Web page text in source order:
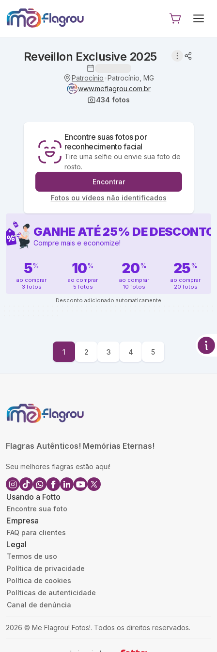
Reveillon Exclusive 2025
Patrocínio Patrocínio, MG
www.meflagrou.com.br
434 fotos
Encontre suas fotos por
reconhecimento facial
Tire uma selfie ou envie sua foto de
rosto.
Encontrar
Fotos ou vídeos não identificados
GANHE ATÉ25% DE DESCONTO
Compre mais e economize!
5%
ao comprar
3 fotos
10%
ao comprar
5 fotos
20%
ao comprar
10 fotos
25%
ao comprar
20 fotos
Desconto adicionado automaticamente
1 2 3 4 5
Flagras Autênticos! Memórias Eternas!
Seu melhores flagras estão aqui!
Usando a Fotto
Encontre sua foto
Empresa
FAQ para clientes
Legal
Termos de uso
Política de privacidade
Política de cookies
Políticas de autenticidade
Canal de denúncia
2026 © Me Flagrou! Fotos!. Todos os direitos reservados.